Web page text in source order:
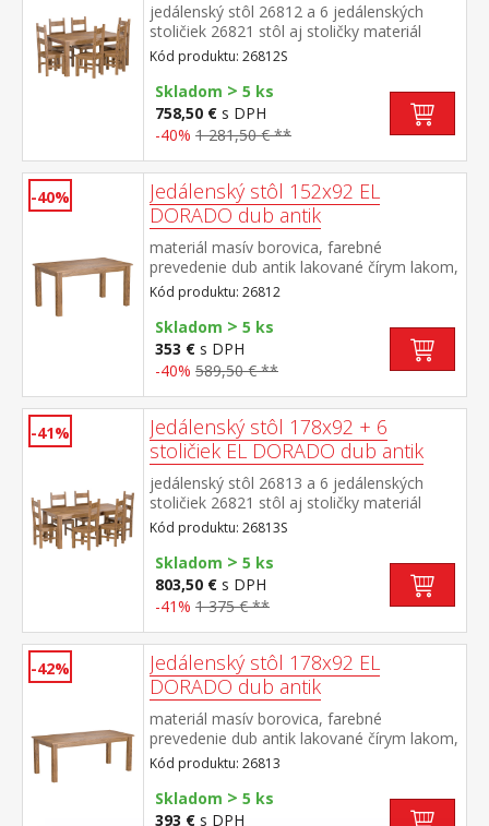
jedálenský stôl 26812 a 6 jedálenských
stoličiek 26821 stôl aj stoličky materiál
masív borovica, farebné prevedenie dub
antik lakované čírym lakom, vlis drevenej
štruktúry rozmer stola (š/h/v) 152 × 92 × 76
cm rozmer stoličky (š/h/v) 43 × 49 × 107
cm súčasť zostavy EL DORADO
Kód produktu: 26812S
Skladom > 5 ks
758,50 € s DPH
-40% 1 281,50 € **
-40%
Jedálenský stôl 152x92 EL
DORADO dub antik
materiál masív borovica, farebné
prevedenie dub antik lakované čírym lakom,
vlis drevenej štruktúry súčasť zostavy EL
DORADO
Kód produktu: 26812
Skladom > 5 ks
353 € s DPH
-40% 589,50 € **
-41%
Jedálenský stôl 178x92 + 6
stoličiek EL DORADO dub antik
jedálenský stôl 26813 a 6 jedálenských
stoličiek 26821 stôl aj stoličky materiál
masív borovica, farebné prevedenie dub
antik lakované čírym lakom, vlis drevenej
štruktúry rozmer stola (š/h/v) 178 × 92 × 76
cm rozmer stoličky (š/h/v) 43 × 49 × 107
cm súčasť zostavy EL DORADO
Kód produktu: 26813S
Skladom > 5 ks
803,50 € s DPH
-41% 1 375 € **
-42%
Jedálenský stôl 178x92 EL
DORADO dub antik
materiál masív borovica, farebné
prevedenie dub antik lakované čírym lakom,
vlis drevenej štruktúry súčasť zostavy EL
DORADO
Kód produktu: 26813
Skladom > 5 ks
393 € s DPH